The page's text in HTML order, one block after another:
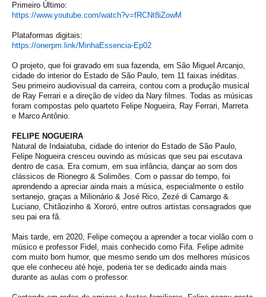
Primeiro Último:
https://www.youtube.com/watch?v=fRCNt8iZowM
Plataformas digitais:
https://onerpm.link/MinhaEssencia-Ep02
O projeto, que foi gravado em sua fazenda, em São Miguel Arcanjo,
cidade do interior do Estado de São Paulo, tem 11 faixas inéditas.
Seu primeiro audiovisual da carreira, contou com a produção musical
de Ray Ferrari e a direção de vídeo da Nary filmes. Todas as músicas
foram compostas pelo quarteto Felipe Nogueira, Ray Ferrari, Marreta
e Marco Antônio.
FELIPE NOGUEIRA
Natural de Indaiatuba, cidade do interior do Estado de São Paulo,
Felipe Nogueira cresceu ouvindo as músicas que seu pai escutava
dentro de casa. Era comum, em sua infância, dançar ao som dos
clássicos de Rionegro & Solimões. Com o passar do tempo, foi
aprendendo a apreciar ainda mais a música, especialmente o estilo
sertanejo, graças a Milionário & José Rico, Zezé di Camargo &
Luciano, Chitãozinho & Xororó, entre outros artistas consagrados que
seu pai era fã.
Mais tarde, em 2020, Felipe começou a aprender a tocar violão com o
músico e professor Fidel, mais conhecido como Fifa. Felipe admite
com muito bom humor, que mesmo sendo um dos melhores músicos
que ele conheceu até hoje, poderia ter se dedicado ainda mais
durante as aulas com o professor.